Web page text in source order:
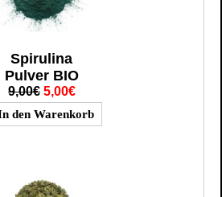
Spirulina
Pulver BIO
9,00€ 5,00€